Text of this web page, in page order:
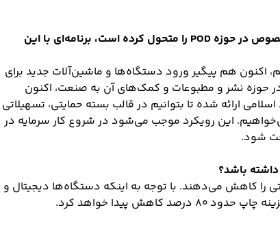
- در دنیا نسل جدید ماشین‌های چاپ دیجیتال، فرایند تولید به‌خصوص در حوزه POD را متحول کرده است، برنامه‌ای با این
اکنون هم پیگیر ورود دستگاه‌ها و ماشین‌آلات جدید برای
حوزه نشر و مطبوعات و کمک‌های آن به صنعت، اکنون
ارائه شده تا بتوانیم در قالب بسته حمایتی، تسهیلاتی
این رویکرد موجب می‌شود در شروع کار سرمایه در
شود.
باشد؟
را کاهش می‌دهند. با توجه به اینکه دستگاه‌ها دیجیتال و
پیدا خواهد کرد.